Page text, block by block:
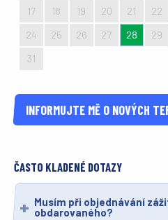
17
18 19 20 21 22
24
25 26 27 28 29
31
INFORMUJTE MĚ O NOVÝCH
ČASTO KLADENÉ DOTAZY
Musím při objednávání
obdarovaného?